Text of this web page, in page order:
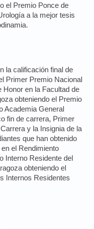
el Premio Ponce de
a la mejor tesis
la calificación final de
Primer Premio Nacional
Honor en la Facultad de
obteniendo el Premio
Academia General
fin de carrera, Primer
y la Insignia de la
que han obtenido
el Rendimiento
Interno Residente del
obteniendo el
Internos Residentes